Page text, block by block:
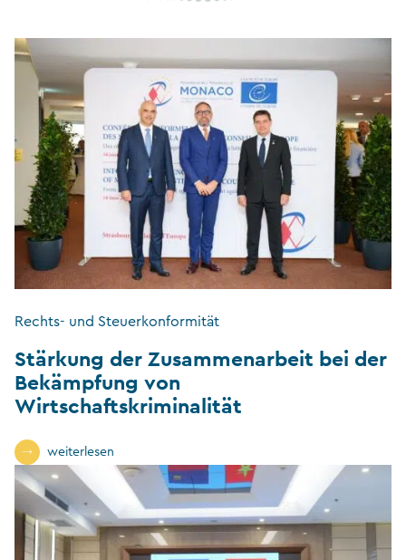
Rechts- und Steuerkonformität
Stärkung der Zusammenarbeit bei der
Bekämpfung von
Wirtschaftskriminalität
weiterlesen